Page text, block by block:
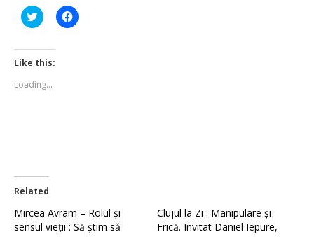
Click
to
Twitter
(Opens
in
window)
Click
to
Like this:
Loading...
Related
Mircea Avram – Rolul și
sensul vieții : Să știm să
Clujul la Zi : Manipulare și
Frică. Invitat Daniel Iepure,